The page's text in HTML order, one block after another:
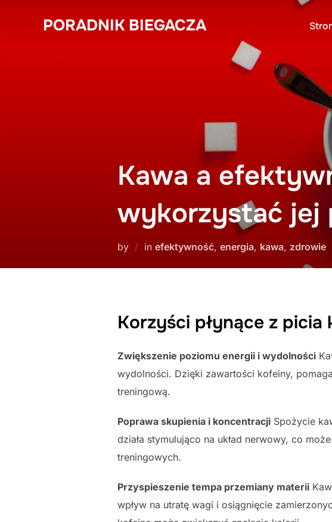
PORADNIK BIEGACZA
Kawa a
wykorzystać jej
by in efektywność, energia, kawa, zdrowie
Korzyści płynące z
Zwiększenie poziomu energii i wydolności
wydolności. Dzięki zawartości kofeiny,
treningową.
Poprawa skupienia i koncentracji Spożycie
działa stymulująco na układ nerwowy, co
treningowych.
Przyspieszenie tempa przemiany materii
wpływ na utratę wagi i osiągnięcie